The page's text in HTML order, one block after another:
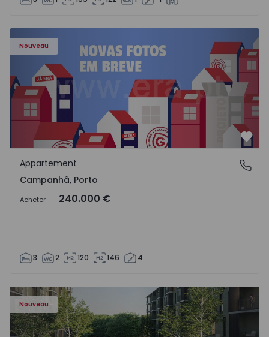
Nouveau
Appartement T3 Porto, Campanhã - 1575504 - 1
Campanhã, Porto
Appartement
Campanhã, Porto
Acheter 240.000 €
3 2 120 146 4
Nouveau
1575522 - 8
Appartement T2 Vila Nova de Gaia, Oliveira do Douro -